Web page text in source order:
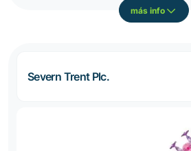
más info
Severn Trent Plc.